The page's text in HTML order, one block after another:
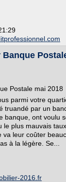
Postale mai 2018
parmi votre
truandé par un
banque, ont voulu
le plus mauvais
leur coûter
à la légère. Se...
2016.fr